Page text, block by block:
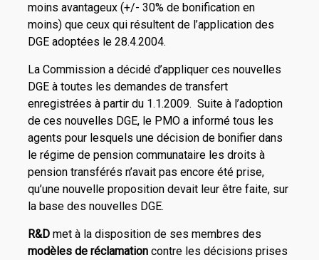
moins avantageux (+/- 30% de bonification en
moins) que ceux qui résultent de l’application des
DGE adoptées le 28.4.2004.
La Commission a décidé d’appliquer ces nouvelles
DGE à toutes les demandes de transfert
enregistrées à partir du 1.1.2009. Suite à l’adoption
de ces nouvelles DGE, le PMO a informé tous les
agents pour lesquels une décision de bonifier dans
le régime de pension communataire les droits à
pension transférés n’avait pas encore été prise,
qu’une nouvelle proposition devait leur être faite, sur
la base des nouvelles DGE.
R&Dmet à la disposition de ses membres des
modèles de réclamationcontre les décisions prises